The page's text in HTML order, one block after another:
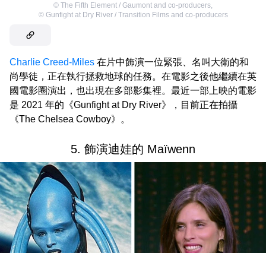
© The Fifth Element / Gaumont and co-producers,
© Gunfight at Dry River / Transition Films and co-producers
Charlie Creed-Miles 在片中飾演一位緊張、名叫大衛的和
尚學徒，正在執行拯救地球的任務。在電影之後他繼續在英
國電影圈演出，也出現在多部影集裡。最近一部上映的電影
是 2021 年的《Gunfight at Dry River》，目前正在拍攝
《The Chelsea Cowboy》。
5. 飾演迪娃的 Maïwenn